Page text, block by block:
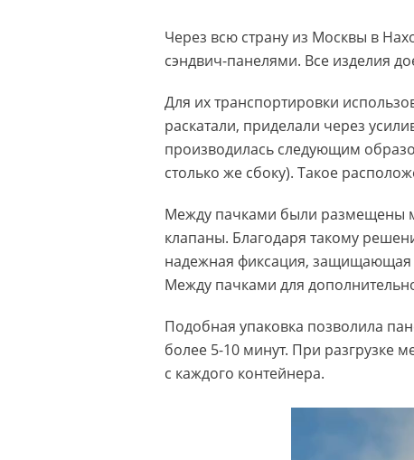
Через всю страну из Москвы в
сэндвич-панелями. Все изделия
Для их транспортировки
раскатали, приделали через
производилась следующим
столько же сбоку). Такое
Между пачками были размещены
клапаны. Благодаря такому
надежная фиксация, защищающая
Между пачками для
Подобная упаковка позволила
более 5-10 минут. При разгрузке
с каждого контейнера.